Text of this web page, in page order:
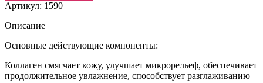
Артикул: 1590
Описание
Основные действующие компоненты:
Коллаген смягчает кожу, улучшает микрорельеф, обеспечивает
продолжительное увлажнение, способствует разглаживанию